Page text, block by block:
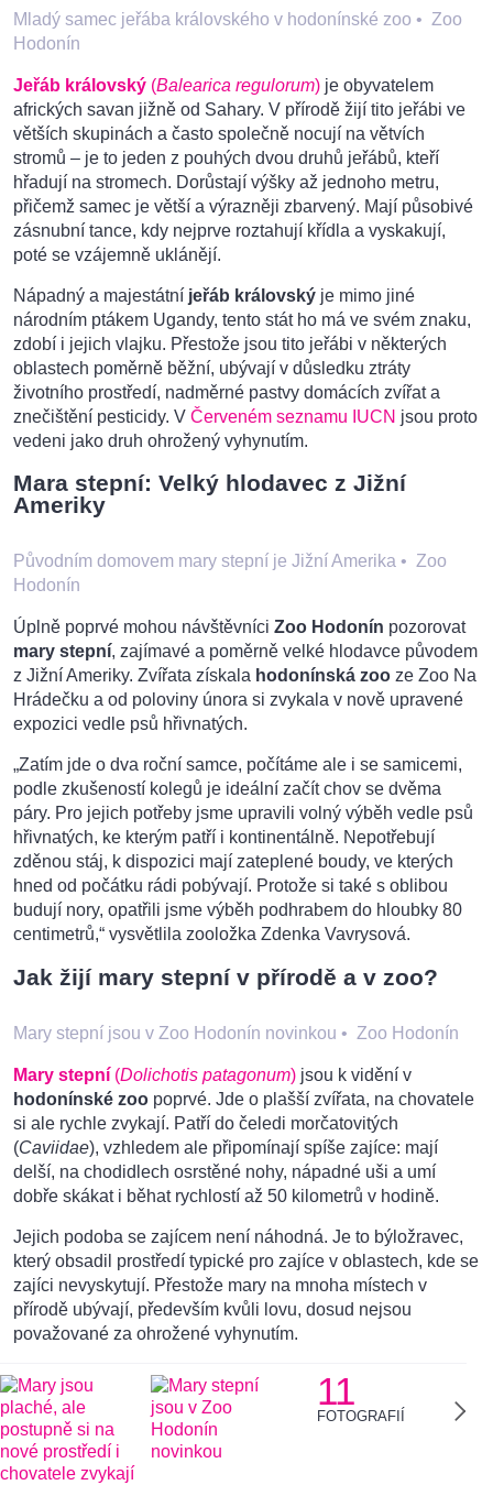
Mladý samec jeřába královského v hodonínské zoo • Zoo
Hodonín
Jeřáb královský (Balearica regulorum) je obyvatelem
afrických savan jižně od Sahary. V přírodě žijí tito jeřábi ve
větších skupinách a často společně nocují na větvích
stromů – je to jeden z pouhých dvou druhů jeřábů, kteří
hřadují na stromech. Dorůstají výšky až jednoho metru,
přičemž samec je větší a výrazněji zbarvený. Mají působivé
zásnubní tance, kdy nejprve roztahují křídla a vyskakují,
poté se vzájemně uklánějí.
Nápadný a majestátní jeřáb královský je mimo jiné
národním ptákem Ugandy, tento stát ho má ve svém znaku,
zdobí i jejich vlajku. Přestože jsou tito jeřábi v některých
oblastech poměrně běžní, ubývají v důsledku ztráty
životního prostředí, nadměrné pastvy domácích zvířat a
znečištění pesticidy. V Červeném seznamu IUCN jsou proto
vedeni jako druh ohrožený vyhynutím.
Mara stepní: Velký hlodavec z Jižní
Ameriky
Původním domovem mary stepní je Jižní Amerika • Zoo
Hodonín
Úplně poprvé mohou návštěvníci Zoo Hodonín pozorovat
mary stepní, zajímavé a poměrně velké hlodavce původem
z Jižní Ameriky. Zvířata získala hodonínská zoo ze Zoo Na
Hrádečku a od poloviny února si zvykala v nově upravené
expozici vedle psů hřivnatých.
„Zatím jde o dva roční samce, počítáme ale i se samicemi,
podle zkušeností kolegů je ideální začít chov se dvěma
páry. Pro jejich potřeby jsme upravili volný výběh vedle psů
hřivnatých, ke kterým patří i kontinentálně. Nepotřebují
zděnou stáj, k dispozici mají zateplené boudy, ve kterých
hned od počátku rádi pobývají. Protože si také s oblibou
budují nory, opatřili jsme výběh podhrabem do hloubky 80
centimetrů,“ vysvětlila zooložka Zdenka Vavrysová.
Jak žijí mary stepní v přírodě a v zoo?
Mary stepní jsou v Zoo Hodonín novinkou • Zoo Hodonín
Mary stepní (Dolichotis patagonum) jsou k vidění v
hodonínské zoo poprvé. Jde o plašší zvířata, na chovatele
si ale rychle zvykají. Patří do čeledi morčatovitých
(Caviidae), vzhledem ale připomínají spíše zajíce: mají
delší, na chodidlech osrstěné nohy, nápadné uši a umí
dobře skákat i běhat rychlostí až 50 kilometrů v hodině.
Jejich podoba se zajícem není náhodná. Je to býložravec,
který obsadil prostředí typické pro zajíce v oblastech, kde se
zajíci nevyskytují. Přestože mary na mnoha místech v
přírodě ubývají, především kvůli lovu, dosud nejsou
považované za ohrožené vyhynutím.
11
FOTOGRAFIÍ